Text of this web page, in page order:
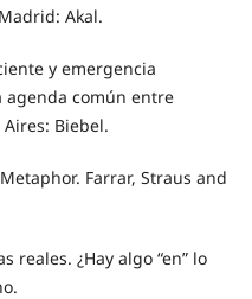
Akal.
y emergencia
agenda común entre
Biebel.
Farrar, Straus and
reales. ¿Hay algo “en” lo